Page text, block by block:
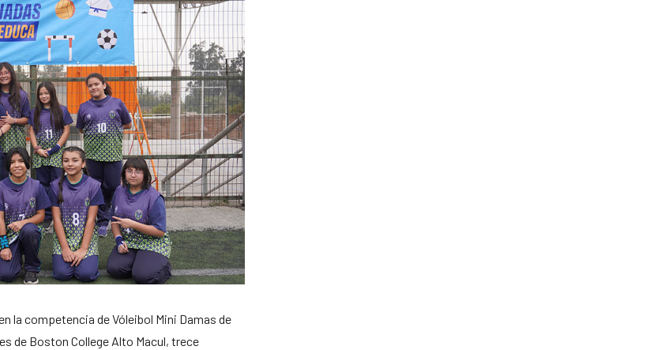
la competencia de Vóleibol Mini Damas de
de Boston College Alto Macul, trece